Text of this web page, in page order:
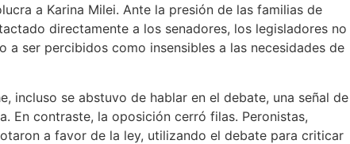
a Karina Milei. Ante la presión de las familias de
directamente a los senadores, los legisladores no
a ser percibidos como insensibles a las necesidades de
incluso se abstuvo de hablar en el debate, una señal de
En contraste, la oposición cerró filas. Peronistas,
a favor de la ley, utilizando el debate para criticar